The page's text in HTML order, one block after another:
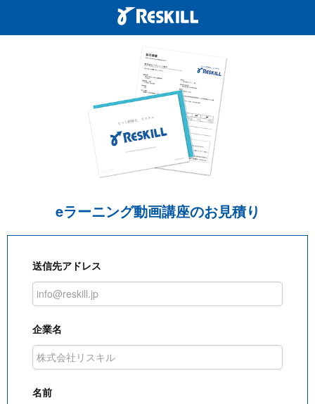
eラーニング動画講座のお見積り
送信先アドレス
企業名
名前